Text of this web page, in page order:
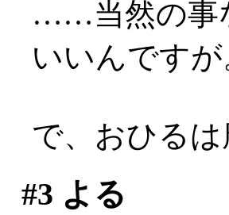
……当然の事
いいんですが
で、おひる
#3 よる